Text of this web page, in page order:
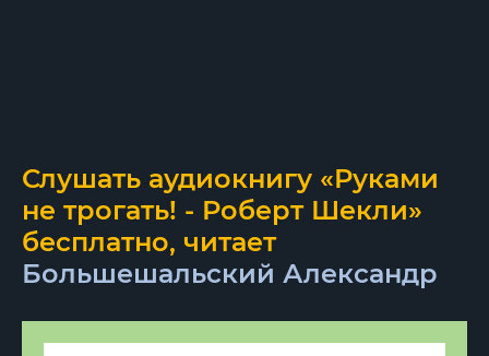
Слушать аудиокнигу «Руками
не трогать! - Роберт Шекли»
бесплатно, читает
Большешальский Александр